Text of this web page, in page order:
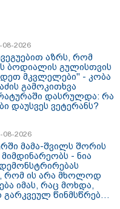
08-2026
აზრს, რომ
ბოდიალის გულისთვის
მკვლელები" - კობა
გამოკითხვა
დასრულდა: რა
დაუსვეს ვეტერანს?
08-2026
მამა-შვილს შორის
- ნია
დემონსტრირებას
რომ ის არა მხოლოდ
იმას, რაც მოხდა,
გარკვეულ წინმსწრებ